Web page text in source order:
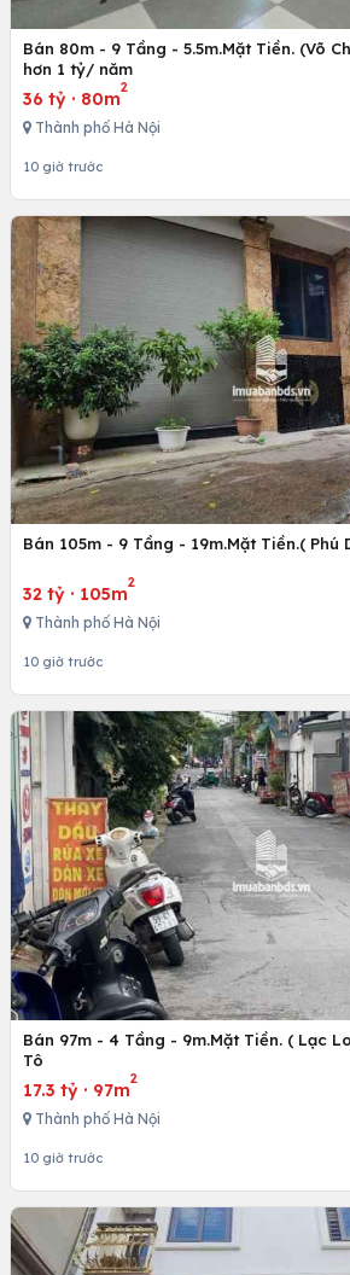
Bán 80m - 9 Tầng - 5.5m.Mặt Tiền. (Võ
hơn 1 tỷ/ năm
36 tỷ · 80m
2
Thành phố Hà Nội
10 giờ trước
Bán 105m - 9 Tầng - 19m.Mặt Tiền.( Phú
32 tỷ · 105m
2
Thành phố Hà Nội
10 giờ trước
Bán 97m - 4 Tầng - 9m.Mặt Tiền. ( Lạc
Tô
17.3 tỷ · 97m
2
Thành phố Hà Nội
10 giờ trước